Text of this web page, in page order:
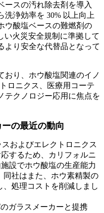
ースの汚れ除去剤を導入
洗浄効率を 30% 以上向上
ウ酸塩ベースの難燃剤の
い火災安全規制に準拠して
より安全な代替品となって
おり、ホウ酸塩関連のイノ
ロニクス、医療用コーテ
テクノロジー応用に焦点を
の最近の動向
スおよびエレクトロニクス
するため、カリフォルニ
設でホウ酸塩の生産能力
同社はまた、ホウ素精製の
、処理コストを削減しまし
ガラスメーカーと提携